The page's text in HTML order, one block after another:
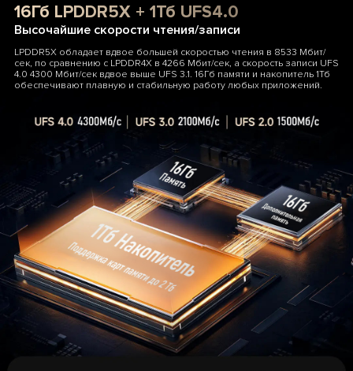
16Гб LPDDR5X + 1Тб UFS4.0
Высочайшие скорости чтения/записи
LPDDR5X обладает вдвое большей скоростью чтения в 8533 Мбит/
сек, по сравнению с LPDDR4X в 4266 Мбит/сек, а скорость записи UFS
4.0 4300 Мбит/сек вдвое выше UFS 3.1. 16Гб памяти и накопитель 1Тб
обеспечивают плавную и стабильную работу любых приложений.